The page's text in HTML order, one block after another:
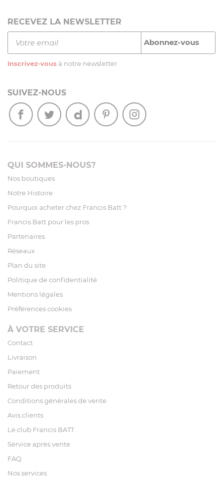
RECEVEZ LA NEWSLETTER
Inscrivez-vous à notre newsletter
SUIVEZ-NOUS
QUI SOMMES-NOUS?
Nos boutiques
Notre Histoire
Pourquoi acheter chez Francis Batt ?
Francis Batt pour les pros
Partenaires
Réseaux
Plan du site
Politique de confidentialité
Mentions légales
Préférences cookies
À VOTRE SERVICE
Contact
Livraison
Paiement
Retour des produits
Conditions générales de vente
Avis clients
Le club Francis BATT
Service après vente
FAQ
Nos services